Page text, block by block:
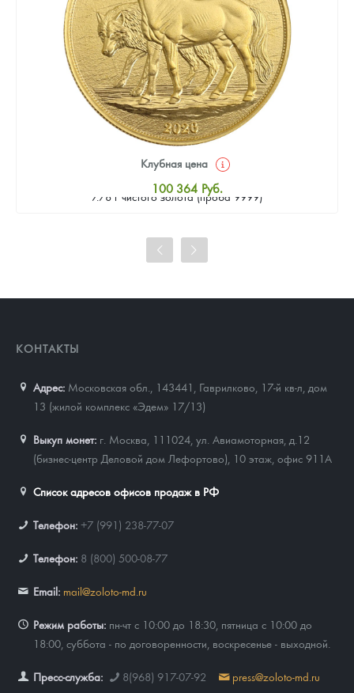
7.78 г чистого золота (проба 9999)
Клубная цена
100 364 Руб.
Стандартная цена
Цена выкупа
КОНТАКТЫ
Адрес: Московская обл., 143441
Гаврилково, 17-й кв-л, дом
13 (жилой комплекс «Эдем» 17/13)
Выкуп монет: г. Москва, 111024, ул. Авиамоторная, д.12
(бизнес-центр Деловой дом Лефортово), 10 этаж, офис 911А
Список адресов офисов продаж в РФ
Телефон: +7 (991) 238-77-07
Телефон: 8 (800) 500-08-77
Email: mail@zoloto-md.ru
Режим работы: пн-чт с 10:00 до 18:30, пятница с 10:00 до
18:00, суббота - по договоренности, воскресенье - выходной.
Пресс-служба: 8(968) 917-07-92 press@zoloto-md.ru